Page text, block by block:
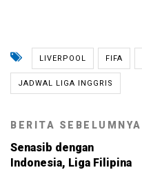
LIVERPOOL FIFA
JADWAL LIGA INGGRIS
BERITA SEBELUMNYA
Senasib dengan
Indonesia, Liga Filipina